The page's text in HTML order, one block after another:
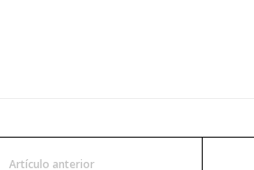
Artículo anterior